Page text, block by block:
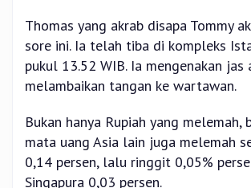
Thomas yang akrab disapa Tommy
sore ini. Ia telah tiba di kompleks
pukul 13.52 WIB. Ia mengenakan jas
melambaikan tangan ke wartawan.
Bukan hanya Rupiah yang melemah,
mata uang Asia lain juga melemah
0,14 persen, lalu ringgit 0,05%
Singapura 0,03 persen.